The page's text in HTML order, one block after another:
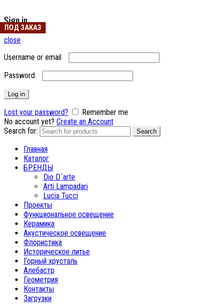
Sign in
close
Username or email
Password
Log in
Lost your password?
Remember me
No account yet? Create an Account
Search for:
Search
Главная
Каталог
БРЕНДЫ
Dio D`arte
Arti Lampadari
Lucia Tucci
Проекты
Функциональное освещение
Керамика
Акустическое освещение
Флористика
Историческое литье
Горный хрусталь
Алебастр
Геометрия
Контакты
Загрузки
ПОД ЗАКАЗ